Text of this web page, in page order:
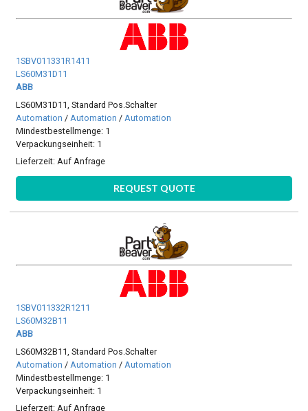
1SBV011331R1411
LS60M31D11
ABB
LS60M31D11, Standard Pos.Schalter
Automation / Automation / Automation
Mindestbestellmenge: 1
Verpackungseinheit: 1
Lieferzeit: Auf Anfrage
REQUEST QUOTE
1SBV011332R1211
LS60M32B11
ABB
LS60M32B11, Standard Pos.Schalter
Automation / Automation / Automation
Mindestbestellmenge: 1
Verpackungseinheit: 1
Lieferzeit: Auf Anfrage